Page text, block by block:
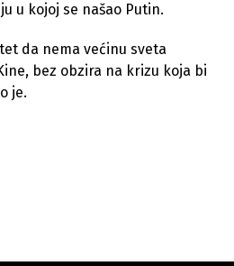
u kojoj se našao Putin.
da nema većinu sveta
bez obzira na krizu koja bi
je.